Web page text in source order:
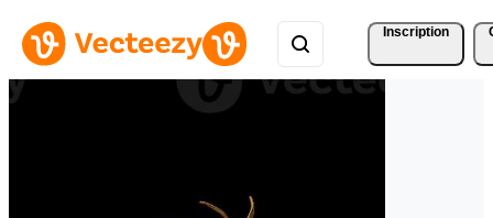
Inscription